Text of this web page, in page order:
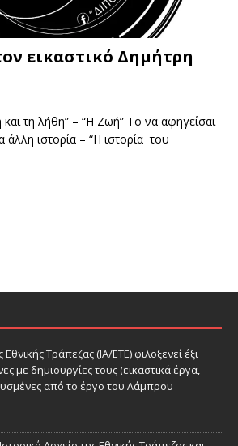
εικαστικό Δημήτρη
τη λήθη” – “Η Ζωή” Το να αφηγείσαι
άλλη ιστορία – “Η ιστορία του
Εθνικής Τράπεζας (ΙΑ/ΕΤΕ) φιλοξενεί έξι
με δημιουργίες τους (εικαστικά έργα,
από το έργο του Λάμπρου